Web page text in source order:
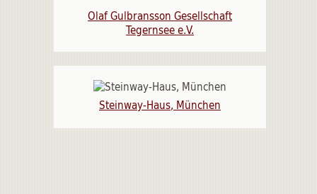
Olaf Gulbransson Gesellschaft
Tegernsee e.V.
Steinway-Haus, München